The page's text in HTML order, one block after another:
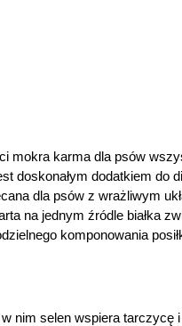
mokra karma dla psów
dodatkiem do
dla psów z wrażliwym
na jednym źródle białka
komponowania
nim selen wspiera tarczycę i